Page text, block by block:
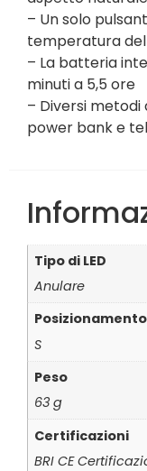
– Un solo
temperatura
– La batteria
minuti a 5,5 ore
– Diversi
power bank e
Tipo di LED
Anulare
Posizionamento
S
Peso
63 g
Certificazioni
BRI CE